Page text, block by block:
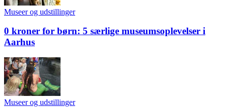
Museer og udstillinger
0 kroner for børn: 5 særlige museumsoplevelser i
Aarhus
Museer og udstillinger